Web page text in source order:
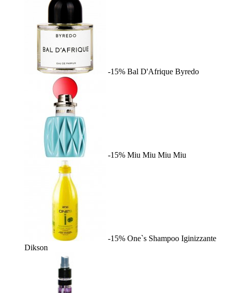
-15% Bal D'Afrique Byredo
-15% Miu Miu Miu Miu
-15% One`s Shampoo Iginizzante
Dikson